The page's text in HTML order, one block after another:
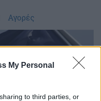
My Personal
to third parties, or
Αγορές